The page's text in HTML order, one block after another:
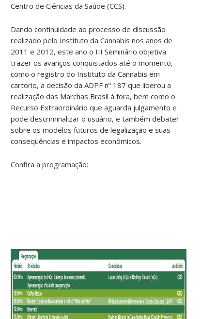
Centro de Ciências da Saúde (CCS).
Dando continuidade ao processo de discussão
realizado pelo Instituto da Cannabis nos anos de
2011 e 2012, este ano o III Seminário objetiva
trazer os avanços conquistados até o momento,
como o registro do Instituto da Cannabis em
cartório, a decisão da ADPF nº 187 que liberou a
realização das Marchas Brasil à fora, bem como o
Recurso Extraordinário que aguarda julgamento e
pode descriminalizar o usuário, e também debater
sobre os modelos futuros de legalização e suas
consequências e impactos econômicos.
Confira a programação: